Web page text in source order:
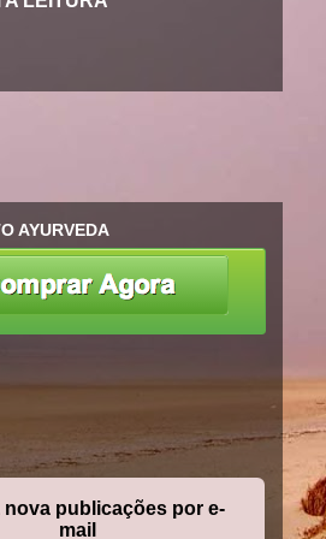
AYURVEDA
nova publicações por e-
mail